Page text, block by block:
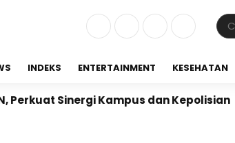
INDEKS ENTERTAINMENT KESEHATAN
Kampus dan Kepolisian